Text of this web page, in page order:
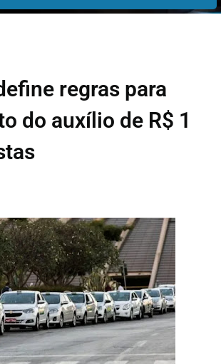
regras para
do auxílio de R$ 1